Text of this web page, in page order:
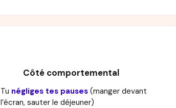
Côté comportemental
Tu négliges tes pauses (manger devant
l’écran, sauter le déjeuner)